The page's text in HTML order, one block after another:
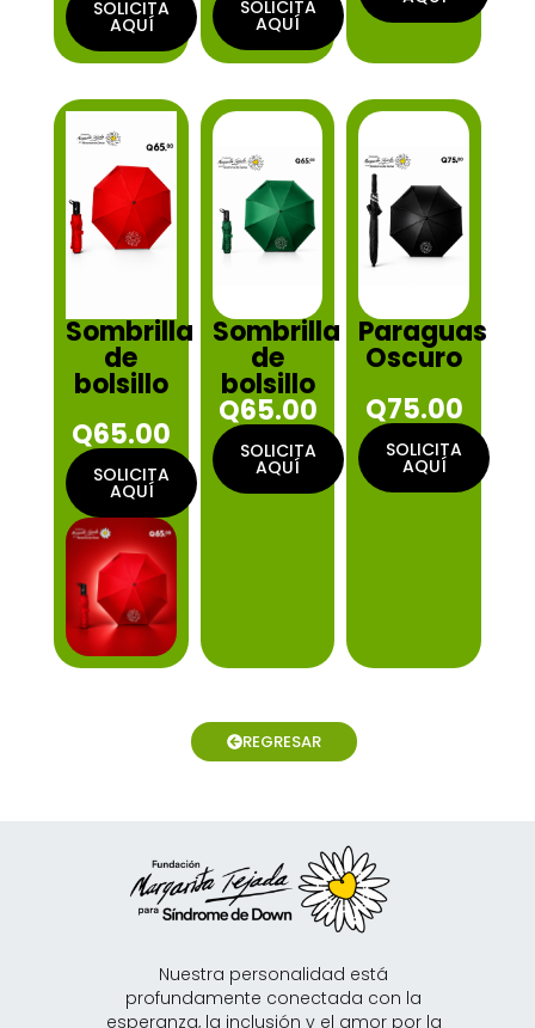
SOLICITA
AQUÍ
SOLICITA
AQUÍ
Sombrilla
de
bolsillo
Q65.00
SOLICITA
AQUÍ
Sombrilla
de
bolsillo
Q65.00
SOLICITA
AQUÍ
Paraguas
Oscuro
Q75.00
SOLICITA
AQUÍ
REGRESAR
Nuestra personalidad está
profundamente conectada con la
esperanza, la inclusión y el amor por la